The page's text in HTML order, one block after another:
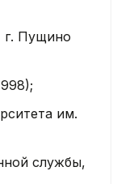
г. Пущино
им.
службы,